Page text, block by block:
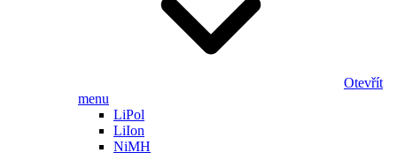
Otevřít
menu
LiPol
LiIon
NiMH